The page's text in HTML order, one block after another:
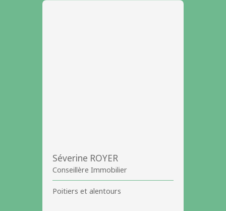
Séverine ROYER
Conseillère Immobilier
Poitiers et alentours